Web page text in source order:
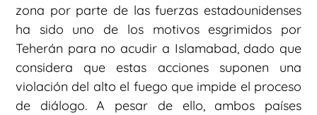
zona por parte de las fuerzas estadounidenses
ha sido uno de los motivos esgrimidos por
Teherán para no acudir a Islamabad, dado que
considera que estas acciones suponen una
violación del alto el fuego que impide el proceso
de diálogo. A pesar de ello, ambos países